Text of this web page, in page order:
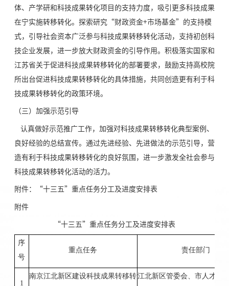
体、产学研和科技成果转化项目的支持力度，吸引更多科技成果
在宁实施转移转化。探索研究“财政资金+市场基金”的支持模
式，引导社会资本广泛参与科技成果转移转化活动，支持初创科
技企业发展，进一步放大财政资金的引导作用。积极落实国家和
江苏省关于促进科技成果转移转化的部署要求，鼓励支持高校院
所出台促进科技成果转移转化的具体措施，共同创造更有利于科
技成果转移转化的政策环境。
（三）加强示范引导
认真做好示范推广工作，加强对科技成果转移转化典型案例、
良好经验的总结宣传。通过先进经验、先进做法的示范引导，营
造有利于科技成果转移转化的良好氛围，进一步激发全社会参与
科技成果转移转化活动的活力。
附件：“十三五”重点任务分工及进度安排表
附件
“十三五”重点任务分工及进度安排表
序
号
重点任务 责任部门
1
南京江北新区建设科技成果转移转江北新区管委会、市人才办